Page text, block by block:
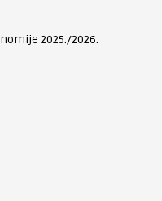
2025./2026.